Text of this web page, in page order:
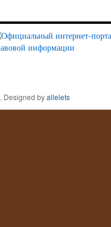
. Designed byallelets